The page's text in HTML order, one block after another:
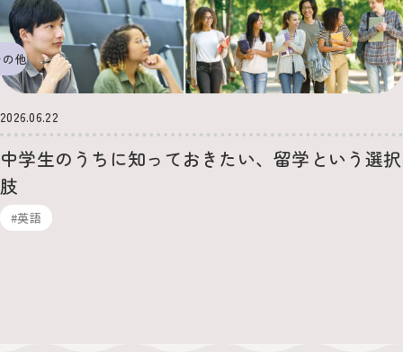
の他
2026.06.22
中学生のうちに知っておきたい、留学という選択
肢
#英語